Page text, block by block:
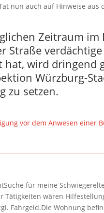
nun auch auf Hinweise aus
Zeitraum im
Straße
hat, wird dringend
Würzburg-
zu setzen.
vor dem Anwesen einer
für meine
Tätigkeiten wären
Fahrgeld.Die Wohnung